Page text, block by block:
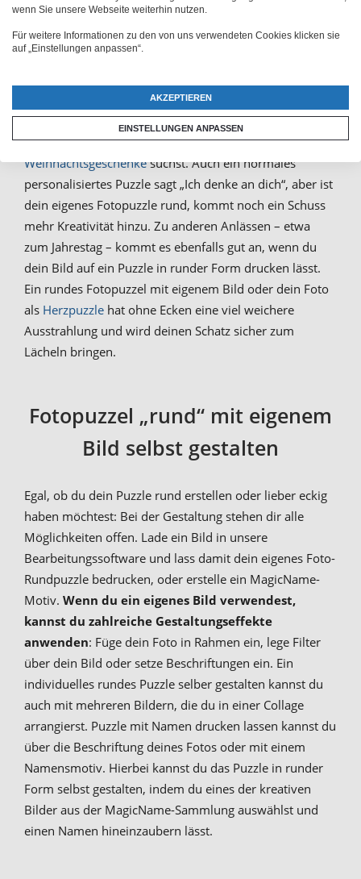
kannst du ein normalesPuzzlemit eigenem Foto, das
du in eckiger Form bestimmt schon kennst, zu etwas
Besonderem machen. Lass wie gewohnt ein Puzzle vom
wenn du dein Bild auf das Fotopuzzle drucken
lässt. Ein rundes Puzzle bedrucken zu lassen ist zum
Beispiel eine schöne Geschenkidee, wenn du noch
Weihnachtsgeschenkesuchst. Auch ein normales
personalisiertes Puzzle sagt „Ich denke an dich“, aber ist
dein eigenes Fotopuzzle rund, kommt noch ein Schuss
mehr Kreativität hinzu. Zu anderen Anlässen – etwa
zum Jahrestag – kommt es ebenfalls gut an, wenn du
dein Bild auf ein Puzzle in runder Form drucken lässt.
Ein rundes Fotopuzzel mit eigenem Bild oder dein Foto
als Herzpuzzle hat ohne Ecken eine viel weichere
Ausstrahlung und wird deinen Schatz sicher zum
Lächeln bringen.
Fotopuzzel „rund“ mit eigenem
Bild selbst gestalten
Egal, ob du dein Puzzle rund erstellen oder lieber eckig
haben möchtest: Bei der Gestaltung stehen dir alle
Möglichkeiten offen. Lade ein Bild in unsere
Bearbeitungssoftware und lass damit dein eigenes Foto-
Rundpuzzle bedrucken, oder erstelle ein MagicName-
Motiv. Wenn du ein eigenes Bild verwendest,
kannst du zahlreiche Gestaltungseffekte
anwenden: Füge dein Foto in Rahmen ein, lege Filter
über dein Bild oder setze Beschriftungen ein. Ein
individuelles rundes Puzzle selber gestalten kannst du
auch mit mehreren Bildern, die du in einer Collage
arrangierst. Puzzle mit Namen drucken lassen kannst du
über die Beschriftung deines Fotos oder mit einem
Namensmotiv. Hierbei kannst du das Puzzle in runder
Form selbst gestalten, indem du eines der kreativen
Bilder aus der MagicName-Sammlung auswählst und
einen Namen hineinzaubern lässt.
wenn Sie unsere Webseite weiterhin nutzen.
Für weitere Informationen zu den von uns verwendeten Cookies klicken sie
auf „Einstellungen anpassen“.
AKZEPTIEREN
EINSTELLUNGEN ANPASSEN